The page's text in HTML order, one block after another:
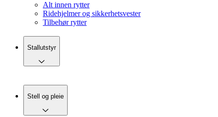
Alt innen rytter
Ridehjelmer og sikkerhetsvester
Tilbehør rytter
Stallutstyr
Stell og pleie